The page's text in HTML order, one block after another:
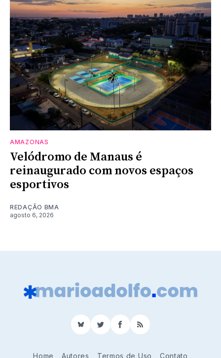
AMAZONAS
Velódromo de Manaus é
reinaugurado com novos espaços
esportivos
REDAÇÃO BMA
agosto 6, 2026
BlueSkyTwitterFacebook
RSS
Home Autores Termos de Uso Contato